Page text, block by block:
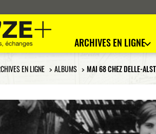
Le Rize+
mémoires, cultures, échanges
ARCHIVES EN LIGNE
EN LIGNE ALBUMS MAI 68 CHEZ DELLE-